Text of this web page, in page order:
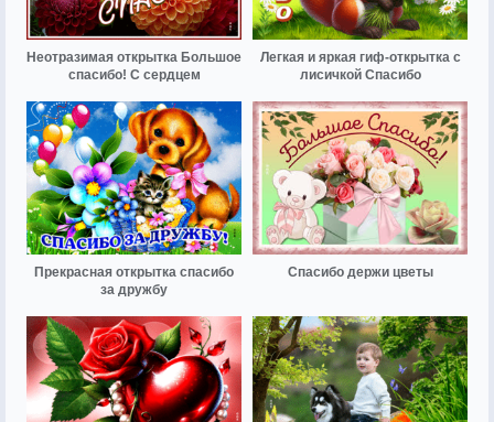
Неотразимая открытка Большое
спасибо! С сердцем
Легкая и яркая гиф-открытка с
лисичкой Спасибо
Прекрасная открытка спасибо
за дружбу
Спасибо держи цветы